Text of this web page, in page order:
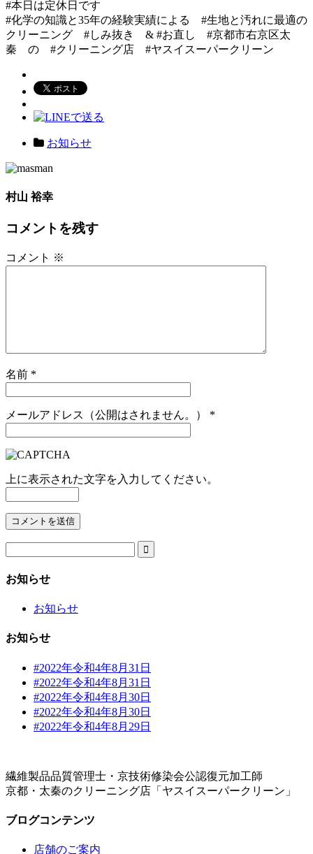
#本日は定休日です
#化学の知識と35年の経験実績による #生地と汚れに最適の
クリーニング #しみ抜き & #お直し #京都市右京区太
秦 の #クリーニング店 #ヤスイスーパークリーン
お知らせ
村山 裕幸
コメントを残す
コメント ※
名前 *
メールアドレス（公開はされません。） *
上に表示された文字を入力してください。

お知らせ
お知らせ
お知らせ
#2022年令和4年8月31日
#2022年令和4年8月31日
#2022年令和4年8月30日
#2022年令和4年8月30日
#2022年令和4年8月29日
繊維製品品質管理士・京技術修染会公認復元加工師
京都・太秦のクリーニング店「ヤスイスーパークリーン」
ブログコンテンツ
店舗のご案内